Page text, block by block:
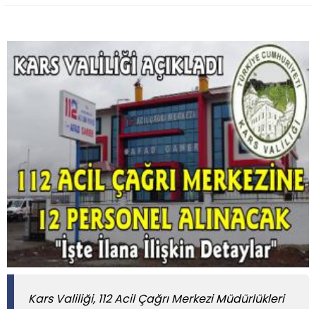
Kars Valiliği, 112 Acil Çağrı Merkezi Müdürlükleri